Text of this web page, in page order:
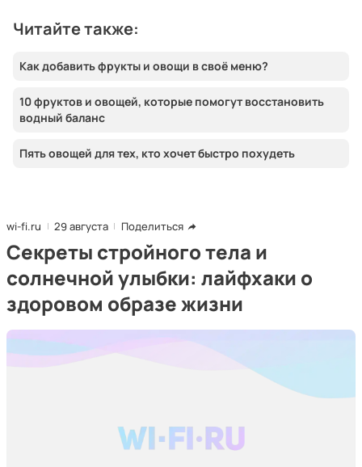
Читайте также:
Как добавить фрукты и овощи в своё меню?
10 фруктов и овощей, которые помогут восстановить
водный баланс
Пять овощей для тех, кто хочет быстро похудеть
wi-fi.ru 29 августа Поделиться
Секреты стройного тела и
солнечной улыбки: лайфхаки о
здоровом образе жизни